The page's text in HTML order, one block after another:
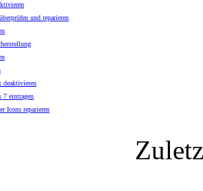
und reparieren
deaktivieren
7 eintragen
Icons reparieren